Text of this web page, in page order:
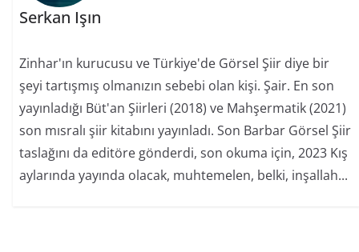
Serkan Işın
Zinhar'ın kurucusu ve Türkiye'de Görsel Şiir diye bir
şeyi tartışmış olmanızın sebebi olan kişi. Şair. En son
yayınladığı Büt'an Şiirleri (2018) ve Mahşermatik (2021)
son mısralı şiir kitabını yayınladı. Son Barbar Görsel Şiir
taslağını da editöre gönderdi, son okuma için, 2023 Kış
aylarında yayında olacak, muhtemelen, belki, inşallah...